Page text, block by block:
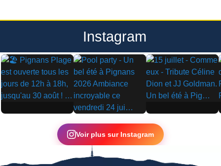
Instagram
▶
▶
▶
Voir plus sur Instagram